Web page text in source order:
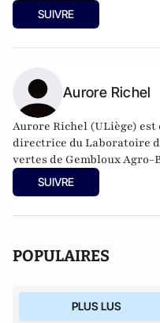
SUIVRE
Aurore Richel
Aurore Richel (ULiège)
directrice du Laboratoire
vertes de Gembloux Agro-
une spécialiste de la
Richel développe une
administré par le FNRS.
SUIVRE
POPULAIRES
PLUS LUS